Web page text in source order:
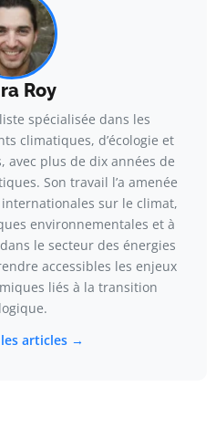
Roy
spécialisée dans les
climatiques, d’écologie et
avec plus de dix années de
Son travail l’a amenée
sur le climat,
environnementales et à
le secteur des énergies
accessibles les enjeux
liés à la transition
articles →